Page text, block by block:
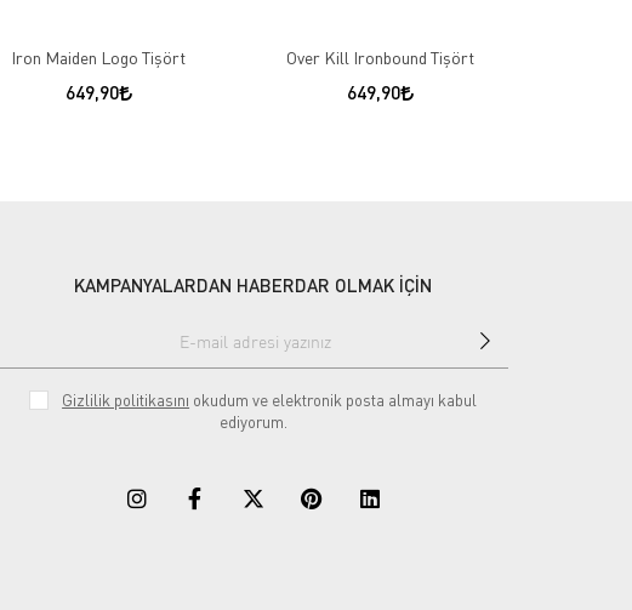
Iron Maiden Logo Tişört
649,90
Over Kill Ironbound Tişört
649,90
KAMPANYALARDAN HABERDAR OLMAK İÇİN
Gizlilik politikasını okudum ve elektronik posta almayı kabul
ediyorum.